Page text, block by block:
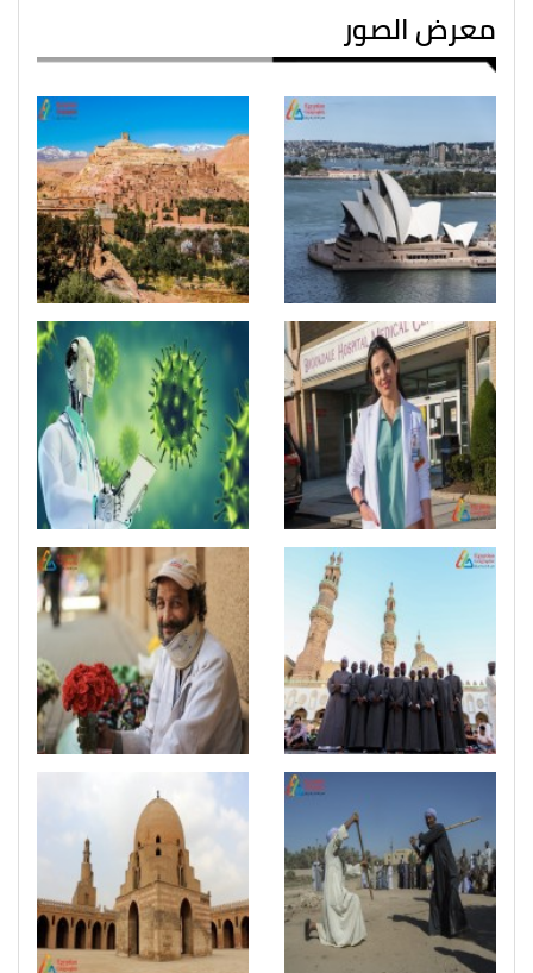
معرض الصور